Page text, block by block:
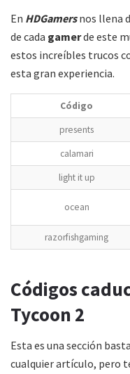
En HDGamers nos llena
de cada gamerde este
estos increíbles trucos
esta gran experiencia.
Código
presents
calamari
light it up
ocean
razorfishgaming
Códigos
Tycoon 2
Esta es una sección
cualquier artículo, pero